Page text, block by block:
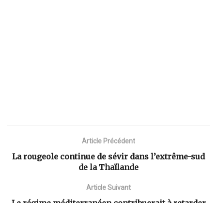
Article Précédent
La rougeole continue de sévir dans l’extrême-sud
de la Thaïlande
Article Suivant